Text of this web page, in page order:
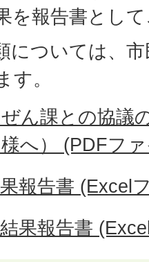
を報告書とし
については、
す。
ん課との協議
へ） (PDFフ
報告書 (Excel
果報告書